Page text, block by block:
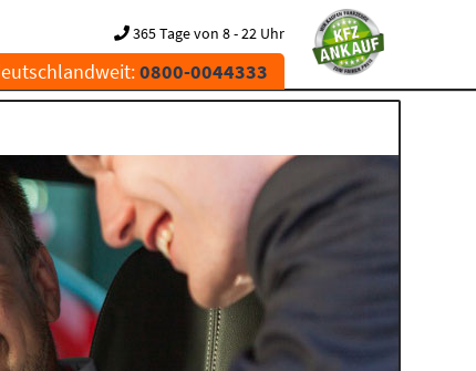
365 Tage von 8 - 22 Uhr
0800-0044333